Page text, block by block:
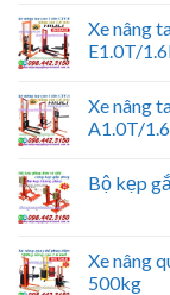
Xe nâng
E1.0T/
Xe nâng
A1.0T/
Bộ kẹp
Xe nâng
500kg